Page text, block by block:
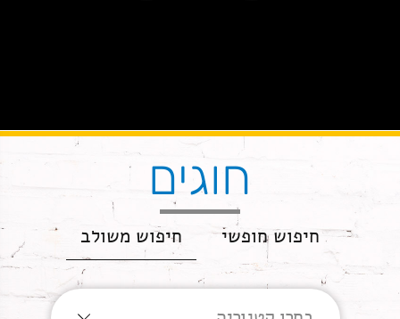
חוגים
חיפוש חופשי חיפוש משולב